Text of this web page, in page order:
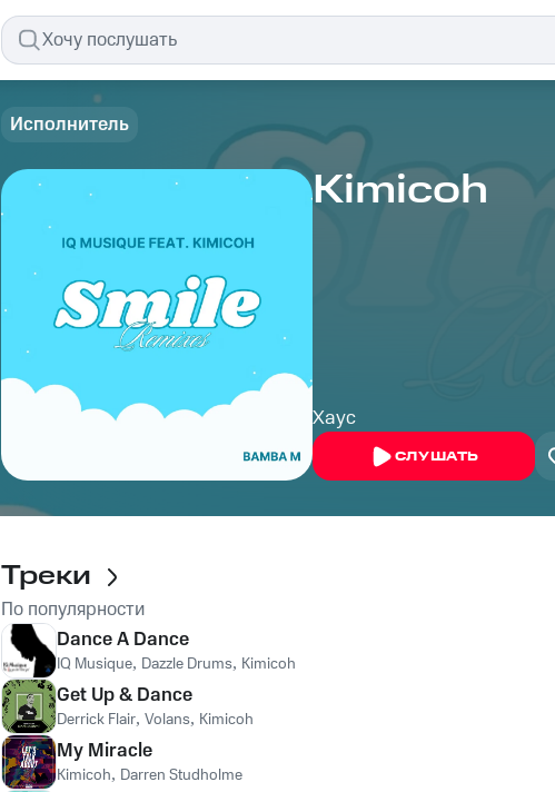
Исполнитель
Kimicoh
Хаус
СЛУШАТЬ
Треки
По популярности
Dance A Dance
IQ Musique, Dazzle Drums, Kimicoh
Get Up & Dance
Derrick Flair, Volans, Kimicoh
My Miracle
Kimicoh, Darren Studholme